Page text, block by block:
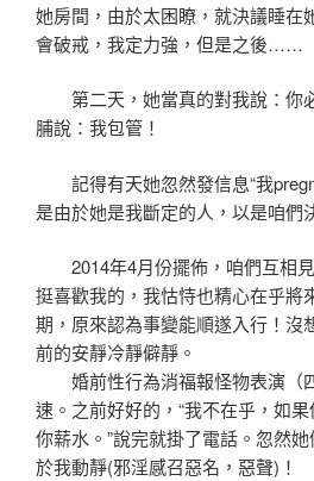
她房間，由於太困瞭，就決議睡在
會破戒，我定力強，但是之後……
第二天，她當真的對我說：你
脯說：我包管！
記得有天她忽然發信息“我
是由於她是我斷定的人，以是咱們
2014年4月份擺佈，咱們互相
挺喜歡我的，我怙恃也精心在乎將
期，原來認為事變能順遂入行！沒
前的安靜冷靜僻靜。
婚前性行為消福報怪物表演（
速。之前好好的，“我不在乎，如
你薪水。”說完就掛了電話。忽然
於我動靜(邪淫感召惡名，惡聲)！